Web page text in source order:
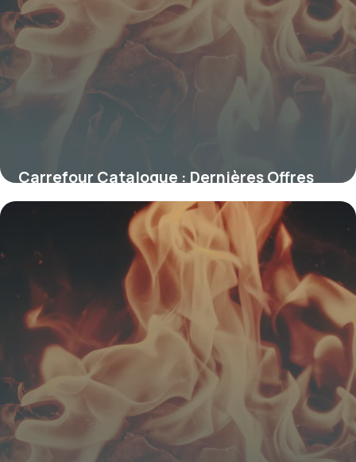
Carrefour Catalogue : Dernières Offres
2026